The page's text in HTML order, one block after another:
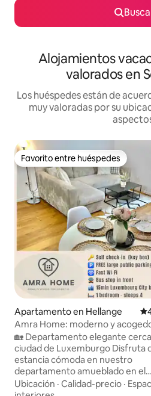
Alojamientos
valorados en
Los huéspedes están de
muy valoradas por su
Favorito entre huéspedes
Favorito entre huéspedes
Apartamento en Hellange
Amra Home: moderno y
apartamento de 1 dormitorio
🏡 Departamento elegante
ciudad de Luxemburgo Disfruta de una
estancia cómoda en nuestro
departamento amueblado en el
segundo piso. ✨ 🛏️ 1 recámara con cama
Ubicación · Calidad-precio ·